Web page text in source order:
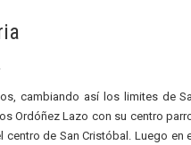
cambiando así los limites de
Ordóñez Lazo con su centro
de San Cristóbal. Luego en